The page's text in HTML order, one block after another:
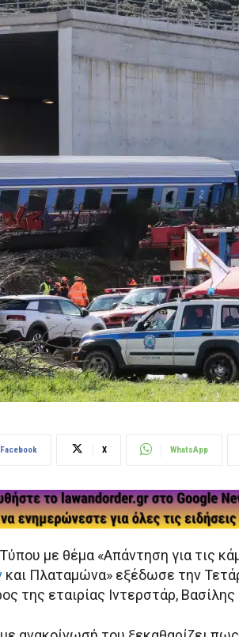
Facebook X WhatsApp
με θέμα «Απάντηση για τις
και Πλαταμώνα» εξέδωσε την
της εταιρίας Ιντερστάρ,